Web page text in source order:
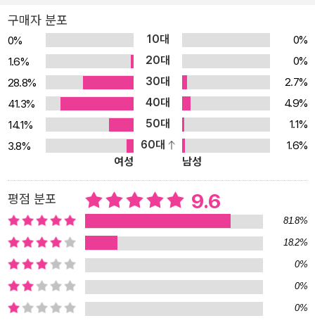
척 소중히 여기던 컵이 있었는데, 어느 날 딸이 "내가 엄마를 위해 할
수 있는 가장 좋은 일은 엄마가 아끼는 이 컵에 물을 담아 주는 일."이
라며 물을 뜨다 그만 컵을 깨뜨렸다고 한다. 그 순간 놀라움보다도 먼
저 잔잔하게 내려앉던 기쁨을 소중히 기록하고 싶다는 생각에서 이
책이 시작되었다. 이처럼 『엄마랑 나랑』은 엄마와 딸의 관계를 삶에
서부터 건져 올려, 따스한 시선으로 촘촘하게 그려 낸 아름다운 그림
책이다. ■ 딸이었던 엄마, 엄마가 될 모든 딸들에게 주인공 소녀는 아
침에 눈을 뜨자마자 엄마 곁으로 다가가, 다른 가족들이 잠에서 깨기
전 둘만의 시간을 보낸다. 엄마 컵, 내 컵. 엄마 칫솔, 내 칫솔. 엄마 그
릇, 내 그릇. 소녀는 엄마와 모든 것을 함께하고 싶다. 비 오는 거리로
산책을 나선 엄마와 소녀는 길의 이끼와 둥지, 사람들을 구경하고 하
늘 높이 노래도 부른다. 잠자리에 들며 소녀는 하루를 반추한다. 항상
함께였던 '엄마와 나'를. “우린 하늘을 향해 커다랗게 노래해요. 하늘
은 나무보다도 높고 높아요. 엄마가 말하길 노래는 높아지고 낮아지
는 것이래요.“ 엄마가 아닌 딸의 시선에서 하루를 바라보는 『엄마랑
나랑』은 모든 엄마와 딸들의 공감을 이끌어 낸다. 엄마와 같은 것을
구매자 분포
0% 10대
0%
1.6%
20대
0%
28.8%
30대
2.7%
41.3%
40대
4.9%
14.1%
50대
1.1%
3.8%
60대
1.6%
여성
남성
평점 분포 9.6
81.8%
18.2%
0%
0%
0%